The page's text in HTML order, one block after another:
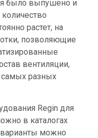
было выпушено и
растет, на
позволяющие
вентиляции,
самых разных
Regin для
в каталогах
можно